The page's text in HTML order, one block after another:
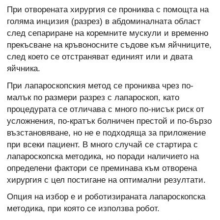
При отворената хирургия се прониква с помощта на
голяма инцизия (разрез) в абдоминалната област
след сепариране на коремните мускули и временно
прекъсване на кръвоносните съдове към яйчниците,
след което се отстраняват единият или и двата
яйчника.
При лапароскопския метод се прониква чрез по-
малък по размери разрез с лапароскоп, като
процедурата се отличава с много по-нисък риск от
усложнения, по-кратък болничен престой и по-бързо
възстановяване, но не е подходяща за приложение
при всеки пациент. В много случай се стартира с
лапароскопска методика, но поради наличието на
определени фактори се преминава към отворена
хирургия с цел постигане на оптимални резултати.
Опция на избор е и роботизираната лапароскопска
методика, при която се използва робот.